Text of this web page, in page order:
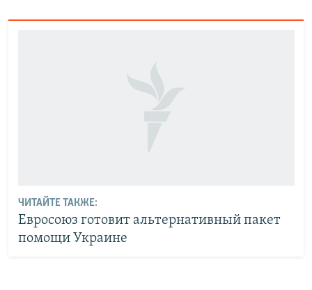
ЧИТАЙТЕ ТАКЖЕ:
Евросоюз готовит альтернативный пакет
помощи Украине